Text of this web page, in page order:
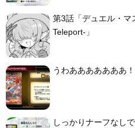
第3話「デュエル・
Teleport-」
うわあああああああ
しっかりナーフなし